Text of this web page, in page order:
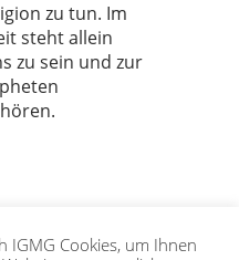
zu tun. Im
steht allein
zu sein und zur
IGMG Cookies, um Ihnen